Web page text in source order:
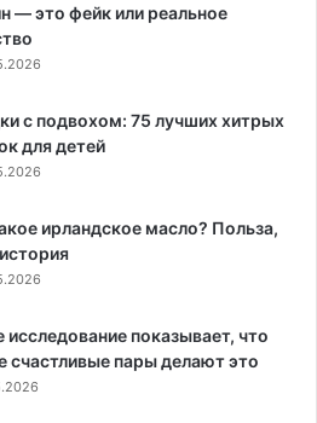
— это фейк или реальное
с подвохом: 75 лучших хитрых
для детей
ирландское масло? Польза,
исследование показывает, что
счастливые пары делают это